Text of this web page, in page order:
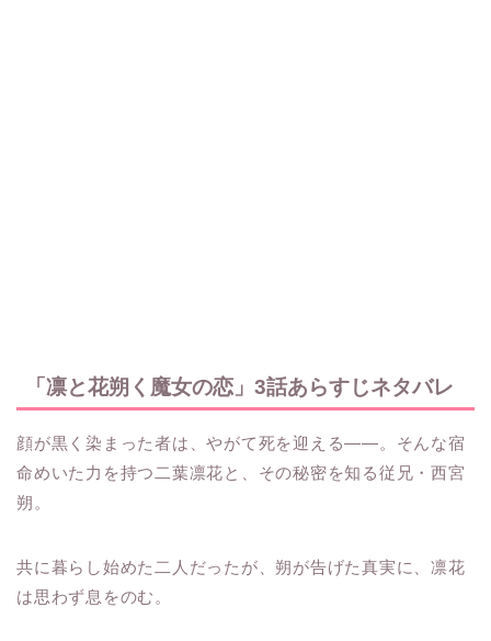
「凛と花朔く魔女の恋」3話あらすじネタバレ
顔が黒く染まった者は、やがて死を迎える——。そんな宿
命めいた力を持つ二葉凛花と、その秘密を知る従兄・西宮
朔。
共に暮らし始めた二人だったが、朔が告げた真実に、凛花
は思わず息をのむ。